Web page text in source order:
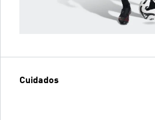
Cuidados